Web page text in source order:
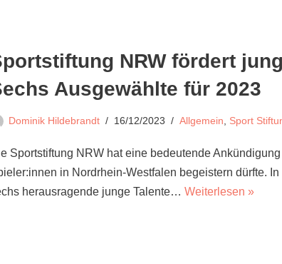
NRW fördert
Ausgewählte für 2023
Dominik Hildebrandt 16/12/2023 Allgemein, Sport
Sportstiftung NRW hat eine bedeutende
in Nordrhein-Westfalen begeistern dürfte.
herausragende junge Talente… Weiterlesen »